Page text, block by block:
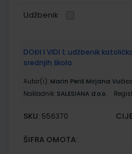
Udžbenik
DOĐI I VIDI 1; udžbenik
srednjih škola
Autor(i): Marin Periš Mirjana
Nakladnik: SALESIANA d.o.o.
SKU: 556370
ŠIFRA OMOTA: